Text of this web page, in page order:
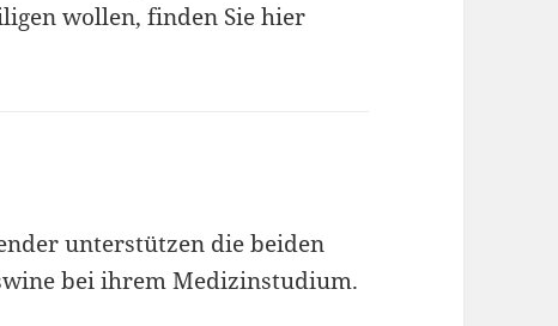
wollen, finden Sie hier
unterstützen die beiden
bei ihrem Medizinstudium.